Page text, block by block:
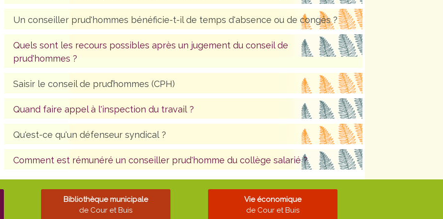
Un conseiller prud'hommes bénéficie-t-il de temps d'absence ou de congés ?
Quels sont les recours possibles après un jugement du conseil de
prud'hommes ?
Saisir le conseil de prud’hommes (CPH)
Quand faire appel à l'inspection du travail ?
Qu'est-ce qu'un défenseur syndical ?
Comment est rémunéré un conseiller prud'homme du collège salarié ?
Bibliothèque municipale
de Cour et Buis
Vie économique
de Cour et Buis